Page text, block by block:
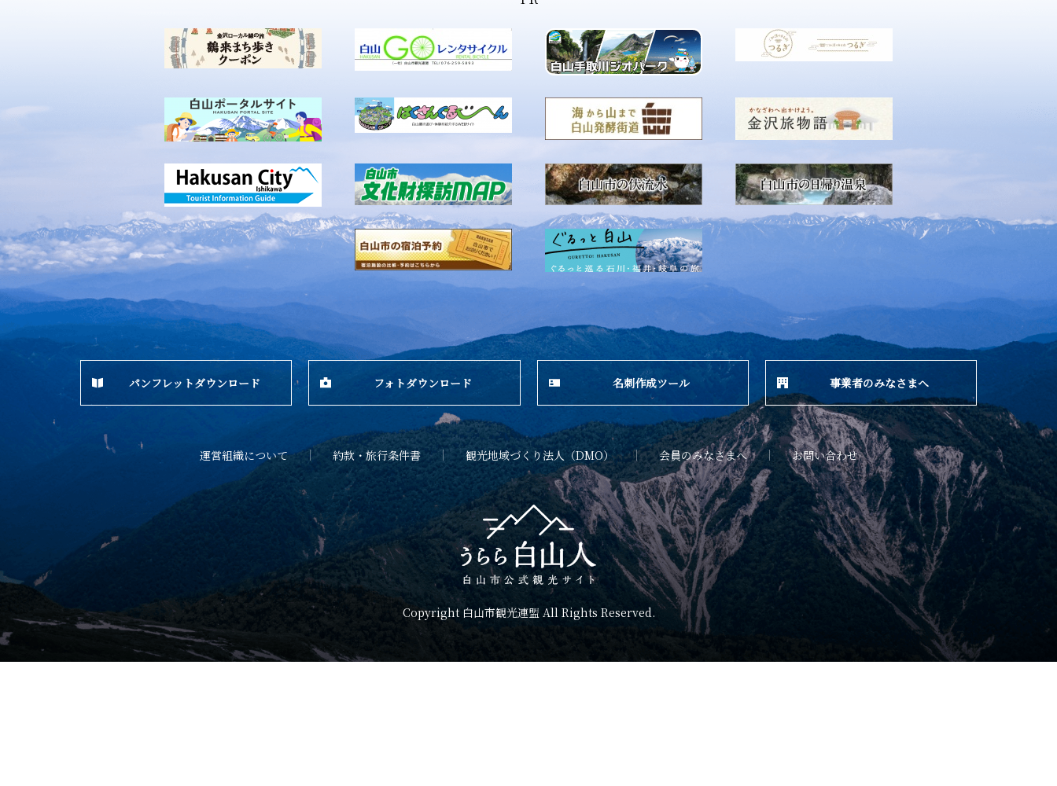
パンフレットダウンロード フォトダウンロード 名刺作成ツール 事業者のみなさまへ
運営組織について 約款・旅行条件書 観光地域づくり法人（DMO） 会員のみなさまへ お問い合わせ
Copyright 白山市観光連盟 All Rights Reserved.